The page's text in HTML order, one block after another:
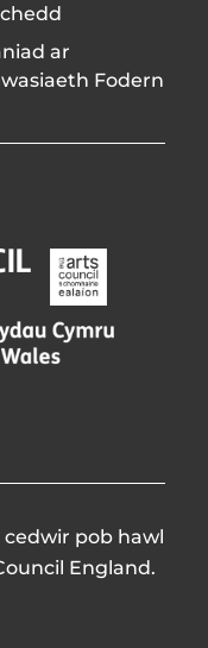
ar
Fodern
Arts
Council
Northern
Ireland
pob hawl
England.